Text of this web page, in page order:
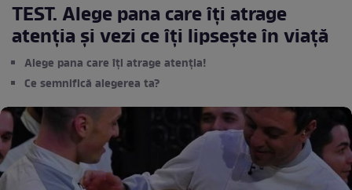
TEST. Alege pana care îți atrage
atenția și vezi ce îți lipsește în viață
Alege pana care îți atrage atenția!
Ce semnifică alegerea ta?